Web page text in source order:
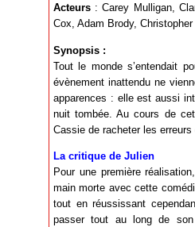
Acteurs : Carey Mulligan,
Cox, Adam Brody,
Synopsis :
Tout le monde s’entendait
évènement inattendu ne
apparences : elle est aussi
nuit tombée. Au cours de
Cassie de racheter les erreurs
La critique de Julien
Pour une première
main morte avec cette
tout en réussissant
passer tout au long de son